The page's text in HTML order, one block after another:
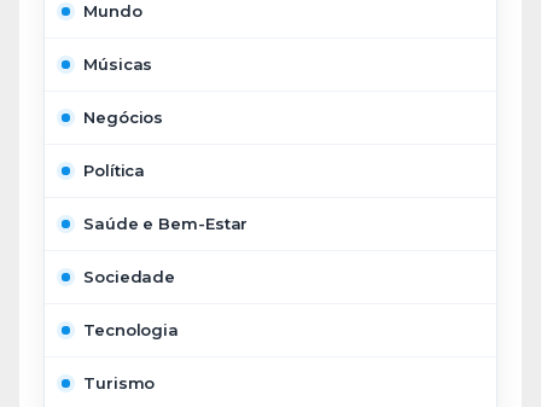
Mundo
Músicas
Negócios
Política
Saúde e Bem-Estar
Sociedade
Tecnologia
Turismo